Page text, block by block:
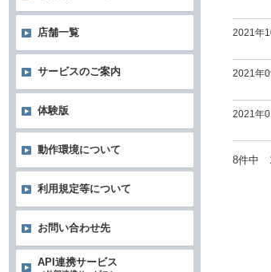
2021年
2021年
2021年
8件中
店舗一覧
サービスのご案内
体験版
動作環境について
利用規定等について
お問い合わせ先
API連携サービス